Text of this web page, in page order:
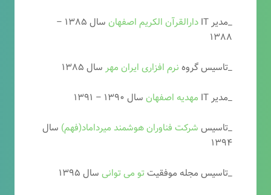
_مدیر IT
دارالقرآن الکریم اصفهان
سال ۱۳۸۵ –
۱۳۸۸
_تاسیس گروه نرم افزاری ایران مهر سال ۱۳۸۵
_مدیر IT
مهدیه اصفهان سال ۱۳۹۰ – ۱۳۹۱
_تاسیس شرکت فناوران هوشمند میرداماد(فهم) سال
۱۳۹۴
_تاسیس مجله موفقیتتو می توانی سال ۱۳۹۵